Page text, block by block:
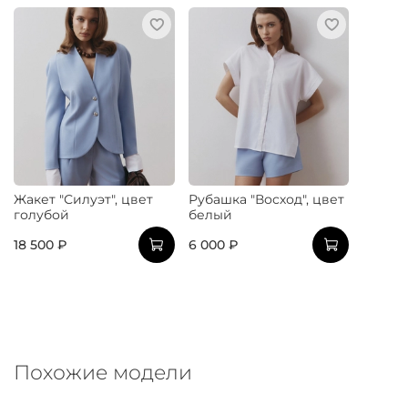
Жакет "Силуэт", цвет
голубой
18 500 ₽
Рубашка "Восход", цвет
белый
6 000 ₽
Похожие модели